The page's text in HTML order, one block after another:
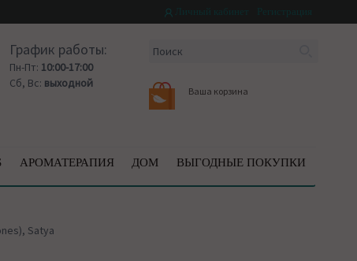
График работы:
Пн-Пт: 10:00-17:00
Сб, Вс: выходной
Ваша корзина
АРОМАТЕРАПИЯ ДОМ ВЫГОДНЫЕ ПОКУПКИ
Satya